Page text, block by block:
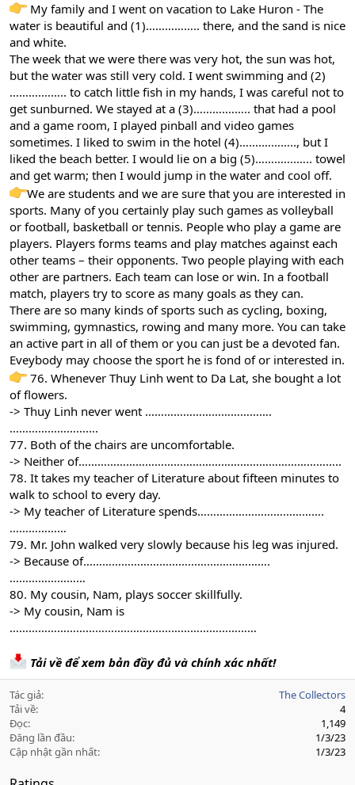
My family and I went on vacation to Lake Huron - The
water is beautiful and (1)…………….. there, and the sand is nice
and white.
The week that we were there was very hot, the sun was hot,
but the water was still very cold. I went swimming and (2)
……….…….. to catch little fish in my hands, I was careful not to
get sunburned. We stayed at a (3)……….…….. that had a pool
and a game room, I played pinball and video games
sometimes. I liked to swim in the hotel (4)…….……….., but I
liked the beach better. I would lie on a big (5)………….….. towel
and get warm; then I would jump in the water and cool off.
We are students and we are sure that you are interested in
sports. Many of you certainly play such games as volleyball
or football, basketball or tennis. People who play a game are
players. Players forms teams and play matches against each
other teams – their opponents. Two people playing with each
other are partners. Each team can lose or win. In a football
match, players try to score as many goals as they can.
There are so many kinds of sports such as cycling, boxing,
swimming, gymnastics, rowing and many more. You can take
an active part in all of them or you can just be a devoted fan.
Eveybody may choose the sport he is fond of or interested in.
76. Whenever Thuy Linh went to Da Lat, she bought a lot
of flowers.
-> Thuy Linh never went ………………………………….
……………………….
77. Both of the chairs are uncomfortable.
-> Neither of………………………………………………………………………..
78. It takes my teacher of Literature about fifteen minutes to
walk to school to every day.
-> My teacher of Literature spends………………………………….
………………
79. Mr. John walked very slowly because his leg was injured.
-> Because of………………………………….……………….
……………………
80. My cousin, Nam, plays soccer skillfully.
-> My cousin, Nam is
……………………………………………………………………
Tải về để xem bản đầy đủ và chính xác nhất!
Tác giả
The Collectors
Tải về
4
Đọc
1,149
Đăng lần đầu
1/3/23
Cập nhật gần nhất
1/3/23